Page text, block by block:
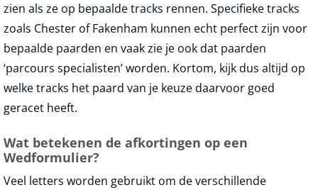
zien als ze op bepaalde tracks rennen. Specifieke tracks
zoals Chester of Fakenham kunnen echt perfect zijn voor
bepaalde paarden en vaak zie je ook dat paarden
‘parcours specialisten’ worden. Kortom, kijk dus altijd op
welke tracks het paard van je keuze daarvoor goed
geracet heeft.
Wat betekenen de afkortingen op een
Wedformulier?
Veel letters worden gebruikt om de verschillende